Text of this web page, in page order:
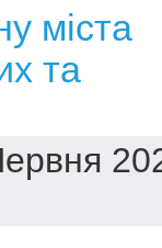
міста
та